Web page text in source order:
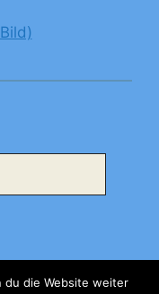
du die Website weiter